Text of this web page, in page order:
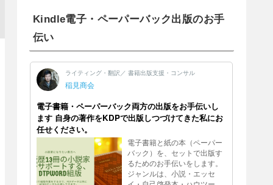
Kindle電子・ペーパーバック出版のお手
伝い